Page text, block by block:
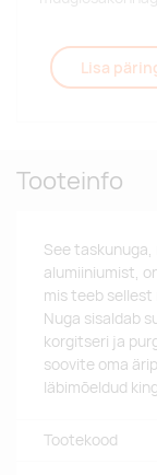
Lisa
Tooteinfo
See
alumiiniumist,
mis teeb
Nuga sisaldab
korgitseri ja
soovite oma
läbimõeldud
Tootekood